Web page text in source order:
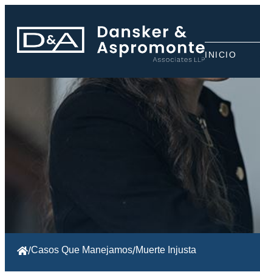
INICIO
/Casos Que Manejamos/Muerte Injusta